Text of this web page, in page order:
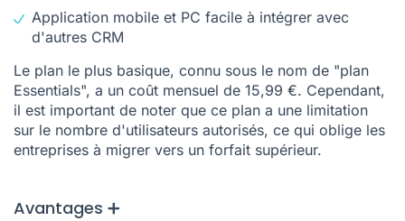
Application mobile et PC facile à intégrer avec
d'autres CRM
Le plan le plus basique, connu sous le nom de "plan
Essentials", a un coût mensuel de 15,99 €. Cependant,
il est important de noter que ce plan a une limitation
sur le nombre d'utilisateurs autorisés, ce qui oblige les
entreprises à migrer vers un forfait supérieur.
Avantages ➕